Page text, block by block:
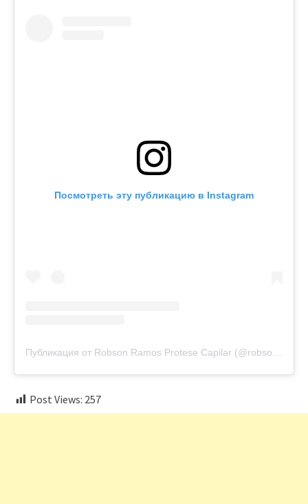
Посмотреть эту публикацию в Instagram
Post Views: 257